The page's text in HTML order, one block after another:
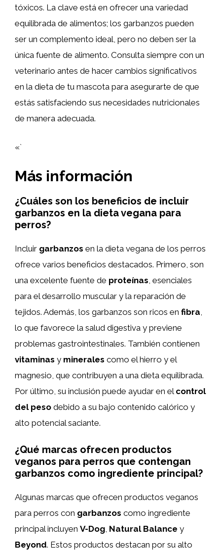
tóxicos. La clave está en ofrecer una variedad
equilibrada de alimentos; los garbanzos pueden
ser un complemento ideal, pero no deben ser la
única fuente de alimento. Consulta siempre con un
veterinario antes de hacer cambios significativos
en la dieta de tu mascota para asegurarte de que
estás satisfaciendo sus necesidades nutricionales
de manera adecuada.
«`
Más información
¿Cuáles son los beneficios de incluir
garbanzos en la dieta vegana para
perros?
Incluir garbanzos en la dieta vegana de los perros
ofrece varios beneficios destacados. Primero, son
una excelente fuente de proteínas, esenciales
para el desarrollo muscular y la reparación de
tejidos. Además, los garbanzos son ricos en fibra,
lo que favorece la salud digestiva y previene
problemas gastrointestinales. También contienen
vitaminas y minerales como el hierro y el
magnesio, que contribuyen a una dieta equilibrada.
Por último, su inclusión puede ayudar en el control
del peso debido a su bajo contenido calórico y
alto potencial saciante.
¿Qué marcas ofrecen productos
veganos para perros que contengan
garbanzos como ingrediente principal?
Algunas marcas que ofrecen productos veganos
para perros con garbanzos como ingrediente
principal incluyen V-Dog Natural Balance y
Beyond. Estos productos destacan por su alto